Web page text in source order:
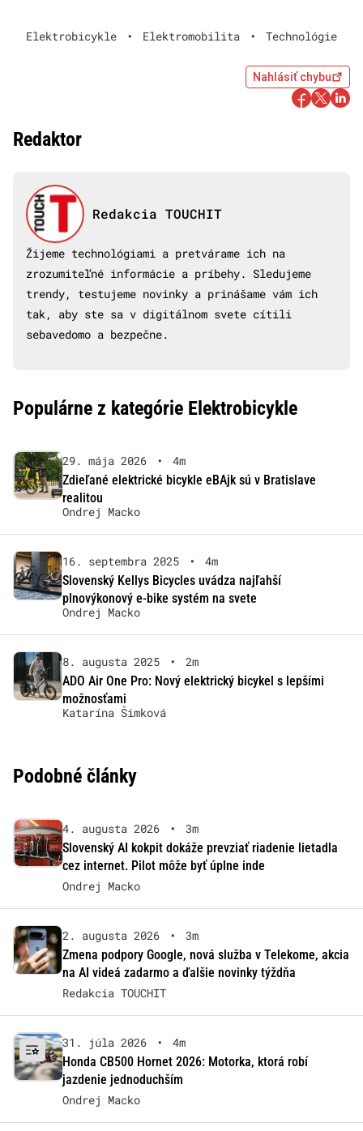
Elektrobicykle • Elektromobilita • Technológie
Nahlásiť chybu
Redaktor
Redakcia TOUCHIT
Žijeme technológiami a pretvárame ich na
zrozumiteľné informácie a príbehy. Sledujeme
trendy, testujeme novinky a prinášame vám ich
tak, aby ste sa v digitálnom svete cítili
sebavedomo a bezpečne.
Populárne z kategórie Elektrobicykle
29. mája 2026 •
4m
Zdieľané elektrické bicykle eBAjk sú v Bratislave
realitou
Ondrej Macko
16. septembra 2025 •
4m
Slovenský Kellys Bicycles uvádza najľahší
plnovýkonový e-bike systém na svete
Ondrej Macko
8. augusta 2025 •
2m
ADO Air One Pro: Nový elektrický bicykel s lepšími
možnosťami
Katarína Šimková
Podobné články
4. augusta 2026 •
3m
Slovenský AI kokpit dokáže prevziať riadenie lietadla
cez internet. Pilot môže byť úplne inde
Ondrej Macko
2. augusta 2026 •
3m
Zmena podpory Google, nová služba v Telekome, akcia
na AI videá zadarmo a ďalšie novinky týždňa
Redakcia TOUCHIT
31. júla 2026 •
4m
Honda CB500 Hornet 2026: Motorka, ktorá robí
jazdenie jednoduchším
Ondrej Macko